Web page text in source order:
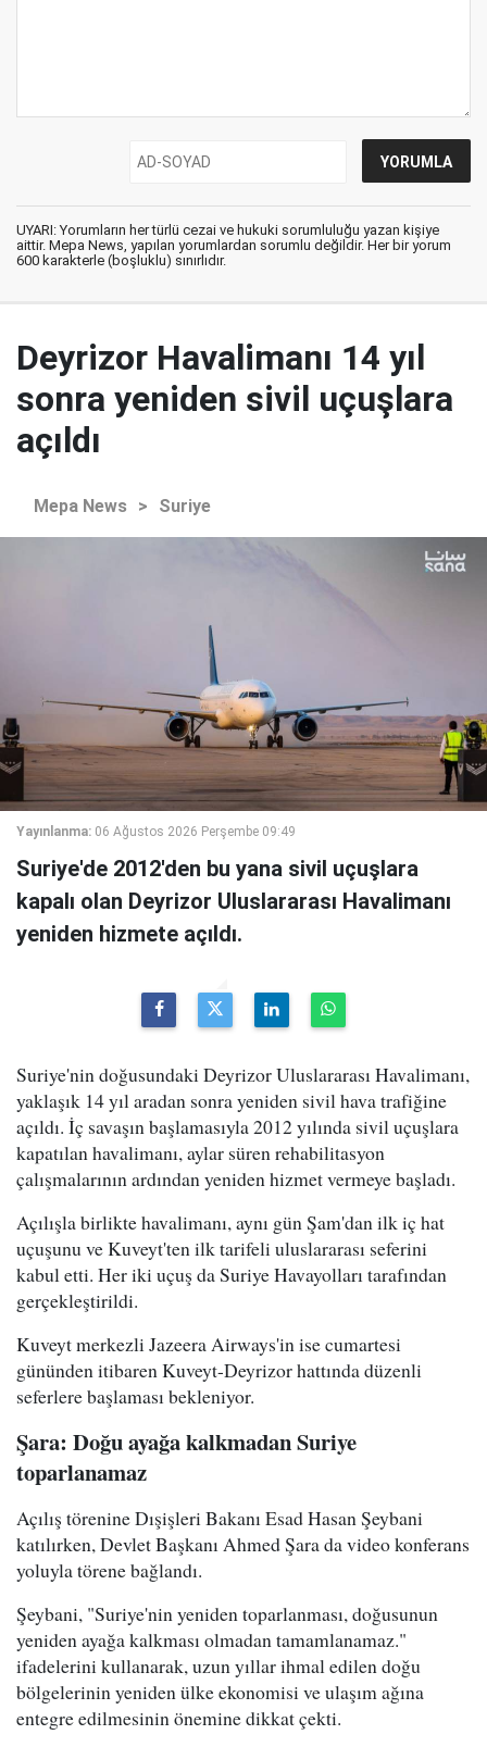
UYARI: Yorumların her türlü cezai ve hukuki sorumluluğu yazan kişiye
aittir. Mepa News, yapılan yorumlardan sorumlu değildir. Her bir yorum
600 karakterle (boşluklu) sınırlıdır.
Deyrizor Havalimanı 14 yıl
sonra yeniden sivil uçuşlara
açıldı
Mepa News > Suriye
Yayınlanma: 06 Ağustos 2026 Perşembe 09:49
Suriye'de 2012'den bu yana sivil uçuşlara
kapalı olan Deyrizor Uluslararası Havalimanı
yeniden hizmete açıldı.
Suriye'nin doğusundaki Deyrizor Uluslararası Havalimanı,
yaklaşık 14 yıl aradan sonra yeniden sivil hava trafiğine
açıldı. İç savaşın başlamasıyla 2012 yılında sivil uçuşlara
kapatılan havalimanı, aylar süren rehabilitasyon
çalışmalarının ardından yeniden hizmet vermeye başladı.
Açılışla birlikte havalimanı, aynı gün Şam'dan ilk iç hat
uçuşunu ve Kuveyt'ten ilk tarifeli uluslararası seferini
kabul etti. Her iki uçuş da Suriye Havayolları tarafından
gerçekleştirildi.
Kuveyt merkezli Jazeera Airways'in ise cumartesi
gününden itibaren Kuveyt-Deyrizor hattında düzenli
seferlere başlaması bekleniyor.
Şara: Doğu ayağa kalkmadan Suriye
toparlanamaz
Açılış törenine Dışişleri Bakanı Esad Hasan Şeybani
katılırken, Devlet Başkanı Ahmed Şara da video konferans
yoluyla törene bağlandı.
Şeybani, "Suriye'nin yeniden toparlanması, doğusunun
yeniden ayağa kalkması olmadan tamamlanamaz."
ifadelerini kullanarak, uzun yıllar ihmal edilen doğu
bölgelerinin yeniden ülke ekonomisi ve ulaşım ağına
entegre edilmesinin önemine dikkat çekti.